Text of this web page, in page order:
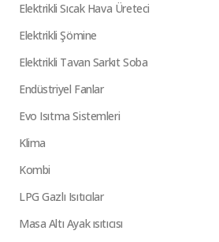
Elektrikli Sıcak Hava Üreteci
Elektrikli Şömine
Elektrikli Tavan Sarkıt Soba
Endüstriyel Fanlar
Evo Isıtma Sistemleri
Klima
Kombi
LPG Gazlı Isıtıcılar
Masa Altı Ayak ısıtıcısı